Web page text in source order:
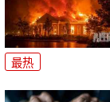
最热